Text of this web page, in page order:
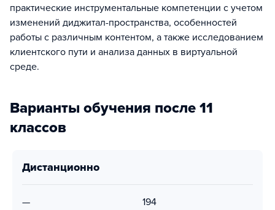
практические инструментальные компетенции с учетом
изменений диджитал-пространства, особенностей
работы с различным контентом, а также исследованием
клиентского пути и анализа данных в виртуальной
среде.
Варианты обучения после 11
классов
дистанционно
— 194